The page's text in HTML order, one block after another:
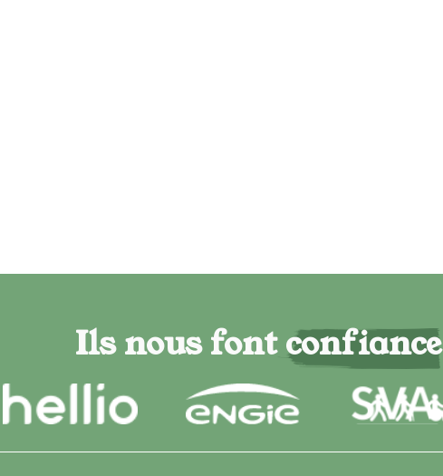
Ils nous font confiance